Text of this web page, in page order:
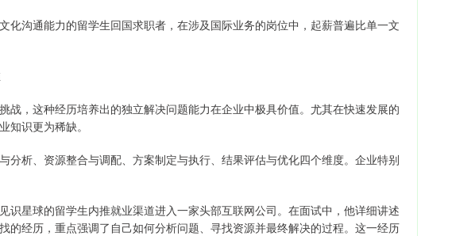
化沟通能力的留学生回国求职者，在涉及国际业务的岗位中，起薪普遍比单一文
战，这种经历培养出的独立解决问题能力在企业中极具价值。尤其在快速发展的
知识更为稀缺。
分析、资源整合与调配、方案制定与执行、结果评估与优化四个维度。企业特别
识星球的留学生内推就业渠道进入一家头部互联网公司。在面试中，他详细讲述
的经历，重点强调了自己如何分析问题、寻找资源并最终解决的过程。这一经历